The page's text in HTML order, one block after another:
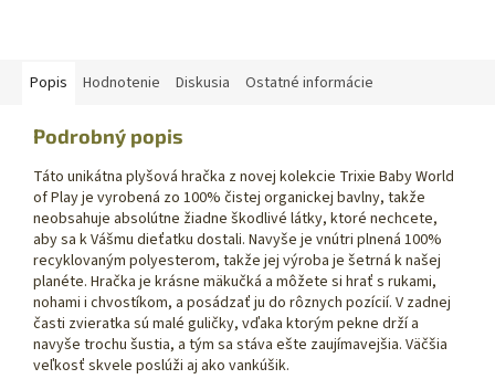
Popis Hodnotenie Diskusia Ostatné informácie
Podrobný popis
Táto unikátna plyšová hračka z novej kolekcie Trixie Baby World
of Play je vyrobená zo 100% čistej organickej bavlny, takže
neobsahuje absolútne žiadne škodlivé látky, ktoré nechcete,
aby sa k Vášmu dieťatku dostali. Navyše je vnútri plnená 100%
recyklovaným polyesterom, takže jej výroba je šetrná k našej
planéte. Hračka je krásne mäkučká a môžete si hrať s rukami,
nohami i chvostíkom, a posádzať ju do rôznych pozícií. V zadnej
časti zvieratka sú malé guličky, vďaka ktorým pekne drží a
navyše trochu šustia, a tým sa stáva ešte zaujímavejšia. Väčšia
veľkosť skvele poslúži aj ako vankúšik.